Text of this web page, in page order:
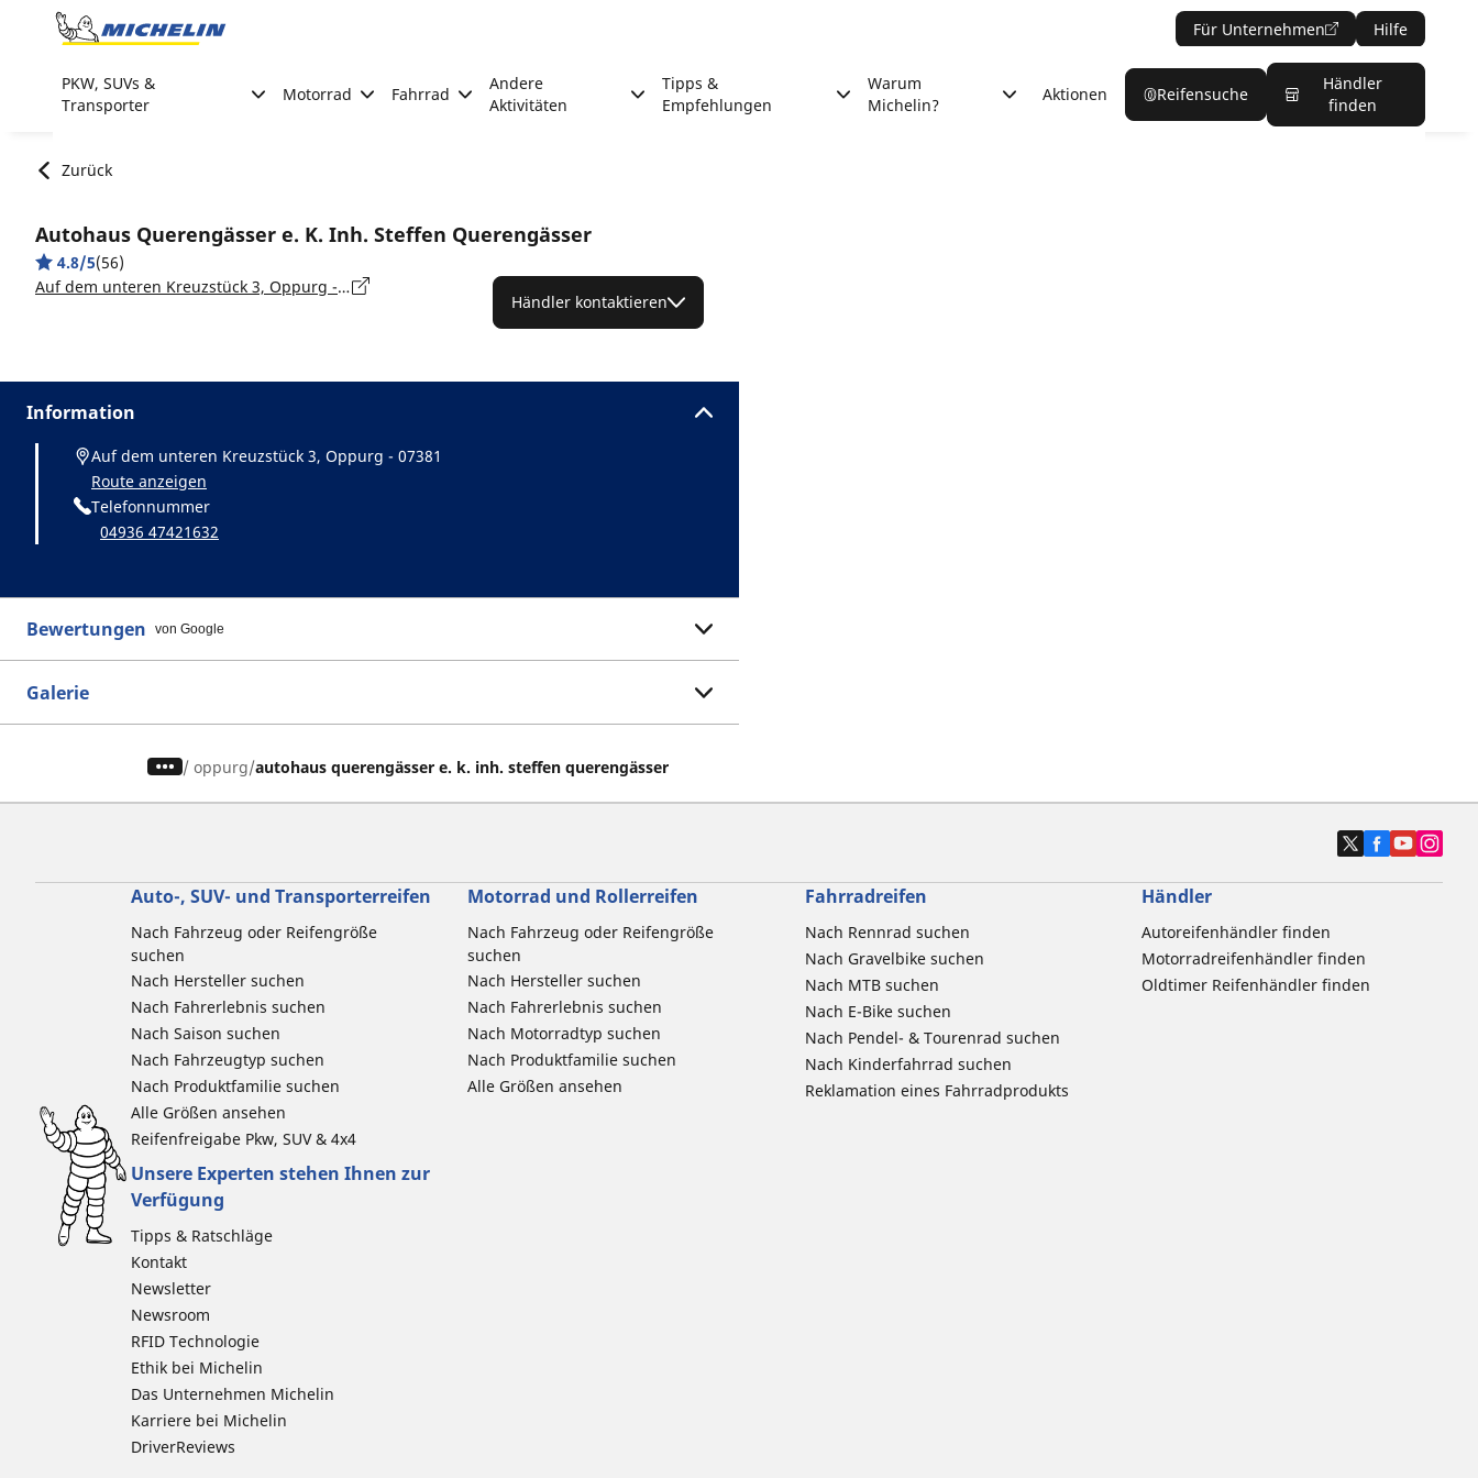
Go to page content
Für Unternehmen Hilfe
PKW, SUVs &
Transporter
Motorrad Fahrrad
Andere
Aktivitäten
Tipps &
Empfehlungen
Warum
Michelin?
Aktionen Reifensuche
Händler
finden
Zurück
Autohaus Querengässer e. K. Inh. Steffen Querengässer
4.8/5(56)
Auf dem unteren Kreuzstück 3, Oppurg - 07381
Händler kontaktieren
Information
Auf dem unteren Kreuzstück 3, Oppurg - 07381
Route anzeigen
Telefonnummer
04936 47421632
Bewertungen von Google
Galerie
/ oppurg autohaus querengässer e. k. inh. steffen querengässer
Auto-, SUV- und Transporterreifen
Nach Fahrzeug oder Reifengröße
suchen
Nach Hersteller suchen
Nach Fahrerlebnis suchen
Nach Saison suchen
Nach Fahrzeugtyp suchen
Nach Produktfamilie suchen
Alle Größen ansehen
Reifenfreigabe Pkw, SUV & 4x4
Motorrad und Rollerreifen
Nach Fahrzeug oder Reifengröße
suchen
Nach Hersteller suchen
Nach Fahrerlebnis suchen
Nach Motorradtyp suchen
Nach Produktfamilie suchen
Alle Größen ansehen
Fahrradreifen
Nach Rennrad suchen
Nach Gravelbike suchen
Nach MTB suchen
Nach E-Bike suchen
Nach Pendel- & Tourenrad suchen
Nach Kinderfahrrad suchen
Reklamation eines Fahrradprodukts
Händler
Autoreifenhändler finden
Motorradreifenhändler finden
Oldtimer Reifenhändler finden
Unsere Experten stehen Ihnen zur
Verfügung
Tipps & Ratschläge
Kontakt
Newsletter
Newsroom
RFID Technologie
Ethik bei Michelin
Das Unternehmen Michelin
Karriere bei Michelin
DriverReviews